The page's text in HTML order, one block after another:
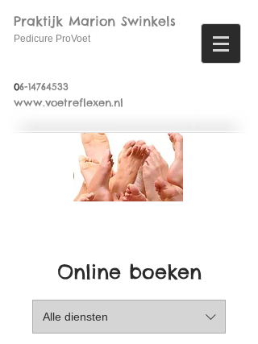
Praktijk Marion Swinkels
Pedicure ProVoet
06-14764533
www.voetreflexen.nl
Online boeken
Alle diensten